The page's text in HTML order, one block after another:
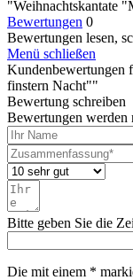
"Weihnachtskantate
Bewertungen 0
Bewertungen lesen,
Menü schließen
Kundenbewertungen
finstern Nacht""
Bewertung schreiben
Bewertungen werden
Bitte geben Sie die
Die mit einem *